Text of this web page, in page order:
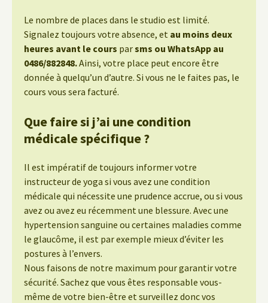
Le nombre de places dans le studio est limité.
Signalez toujours votre absence, et au moins deux
heures avant le cours parsms ou WhatsApp au
0486/882848.Ainsi, votre place peut encore être
donnée à quelqu’un d’autre. Si vous ne le faites pas, le
cours vous sera facturé.
Que faire si j’ai une condition
médicale spécifique ?
Il est impératif de toujours informer votre
instructeur de yoga si vous avez une condition
médicale qui nécessite une prudence accrue, ou si vous
avez ou avez eu récemment une blessure. Avec une
hypertension sanguine ou certaines maladies comme
le glaucôme, il est par exemple mieux d’éviter les
postures à l’envers.
Nous faisons de notre maximum pour garantir votre
sécurité. Sachez que vous êtes responsable vous-
même de votre bien-être et surveillez donc vos